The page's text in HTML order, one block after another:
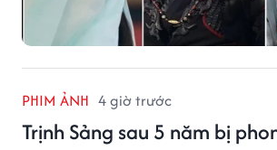
PHIM ẢNH 4 giờ trước
Trịnh Sảng sau 5 năm bị